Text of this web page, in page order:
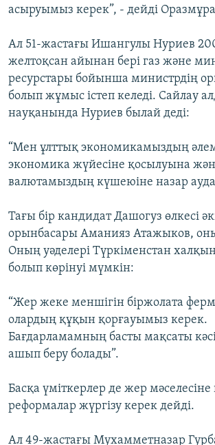
асыруымыз керек”, - дейді
Ал 51-жастағы Ишангулы Нуриев
желтоқсан айынан бері газ және
ресурстары бойынша министрдің
болып жұмыс істеп келеді. Сайлау
науқанында Нуриев былай деді:
“Мен ұлттық экономикамыздың
экономика жүйесіне қосылуына
валютамыздың күшеюіне назар
Тағы бір кандидат Дашогуз өлкесі
орынбасары Аманияз Атажыков,
Оның уәделері Түркіменстан
болып көрінуі мүмкін:
“Жер жеке меншігін біржолата
олардың құқын қорғауымыз керек.
Бағдарламамның басты мақсаты
ашып беру болады”.
Басқа үміткерлер де жер
реформалар жүргізу керек дейді.
Ал 49-жастағы Мухамметназар